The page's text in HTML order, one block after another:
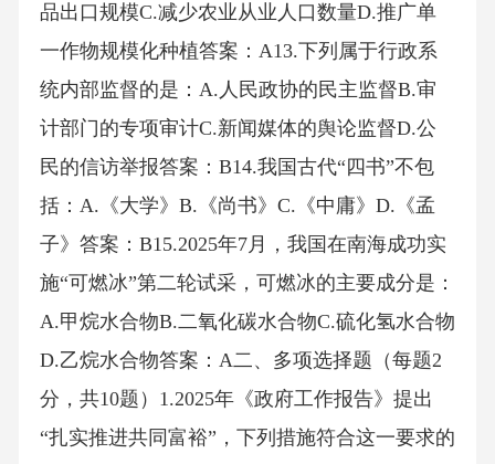
品出口规模C.减少农业从业人口数量D.推广单
一作物规模化种植答案：A13.下列属于行政系
统内部监督的是：A.人民政协的民主监督B.审
计部门的专项审计C.新闻媒体的舆论监督D.公
民的信访举报答案：B14.我国古代“四书”不包
括：A.《大学》B.《尚书》C.《中庸》D.《孟
子》答案：B15.2025年7月，我国在南海成功实
施“可燃冰”第二轮试采，可燃冰的主要成分是：
A.甲烷水合物B.二氧化碳水合物C.硫化氢水合物
D.乙烷水合物答案：A二、多项选择题（每题2
分，共10题）1.2025年《政府工作报告》提出
“扎实推进共同富裕”，下列措施符合这一要求的